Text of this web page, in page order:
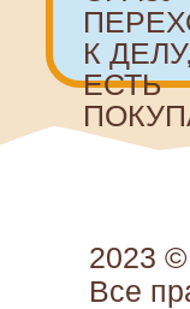
2023
Все